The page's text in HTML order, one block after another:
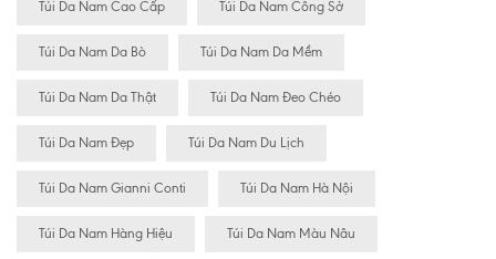
Túi Da Nam Cao Cấp Túi Da Nam Công Sở
Túi Da Nam Da Bò Túi Da Nam Da Mềm
Túi Da Nam Da Thật Túi Da Nam Đeo Chéo
Túi Da Nam Đẹp Túi Da Nam Du Lịch
Túi Da Nam Gianni Conti Túi Da Nam Hà Nội
Túi Da Nam Hàng Hiệu Túi Da Nam Màu Nâu